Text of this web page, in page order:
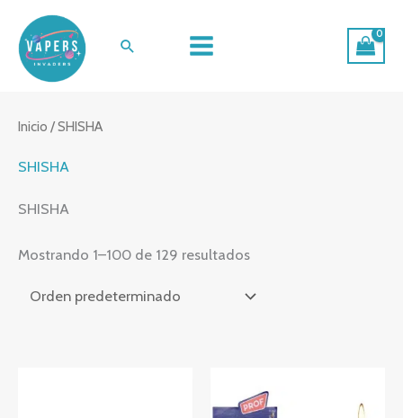
contenido
Buscar
Inicio / SHISHA
SHISHA
SHISHA
Mostrando 1–100 de 129 resultados